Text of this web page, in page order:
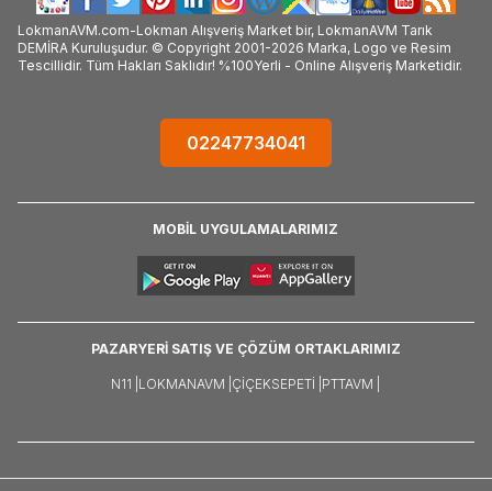
LokmanAVM.com-Lokman Alışveriş Market bir, LokmanAVM Tarık
DEMİRA Kuruluşudur. © Copyright 2001-2026 Marka, Logo ve Resim
Tescillidir. Tüm Hakları Saklıdır! %100Yerli - Online Alışveriş Marketidir.
02247734041
MOBİL UYGULAMALARIMIZ
PAZARYERİ SATIŞ VE ÇÖZÜM ORTAKLARIMIZ
N11 | LOKMANAVM | ÇIÇEKSEPETI | PTTAVM |